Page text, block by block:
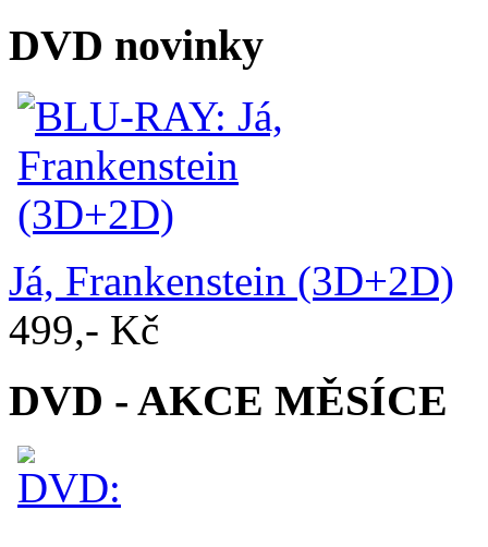
DVD novinky
Já, Frankenstein (3D+2D)
499,- Kč
DVD - AKCE MĚSÍCE